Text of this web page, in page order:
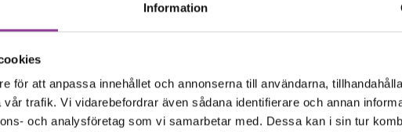
Information
för att anpassa innehållet och annonserna till användarna,
trafik. Vi vidarebefordrar även sådana identifierare och annan
och analysföretag som vi samarbetar med. Dessa kan i sin tur
skärm Kvalité A
Display)
kr
999,00kr
Kamera Kamera